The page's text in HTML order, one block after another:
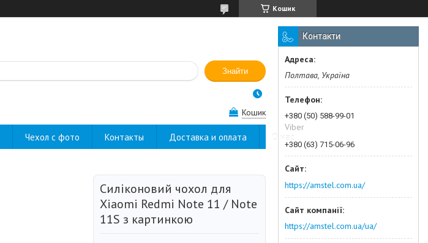
Кошик
Знайти
Кошик
Чехол с фото Контакты Доставка и оплата О нас
Силіконовий чохол для
Xiaomi Redmi Note 11 / Note
11S з картинкою
Контакти
Полтава, Україна
+380 (50) 588-99-01
Viber
+380 (63) 715-06-96
https://amstel.com.ua/
https://amstel.com.ua/ua/